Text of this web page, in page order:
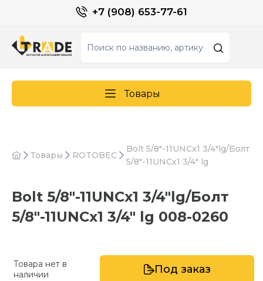
+7 (908) 653-77-61
Товары
Товары ROTOBEC
Bolt 5/8"-11UNCx1 3/4"lg/Болт
5/8"-11UNCx1 3/4" lg
Bolt 5/8"-11UNCx1 3/4"lg/Болт
5/8"-11UNCx1 3/4" lg 008-0260
Товара нет в
наличии
Под заказ